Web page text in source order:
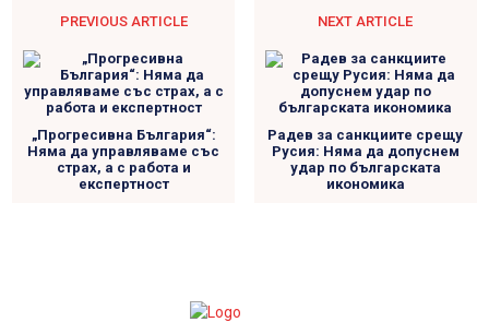
PREVIOUS ARTICLE
„Прогресивна България“:
Няма да управляваме със
страх, а с работа и
експертност
NEXT ARTICLE
Радев за санкциите срещу
Русия: Няма да допуснем
удар по българската
икономика